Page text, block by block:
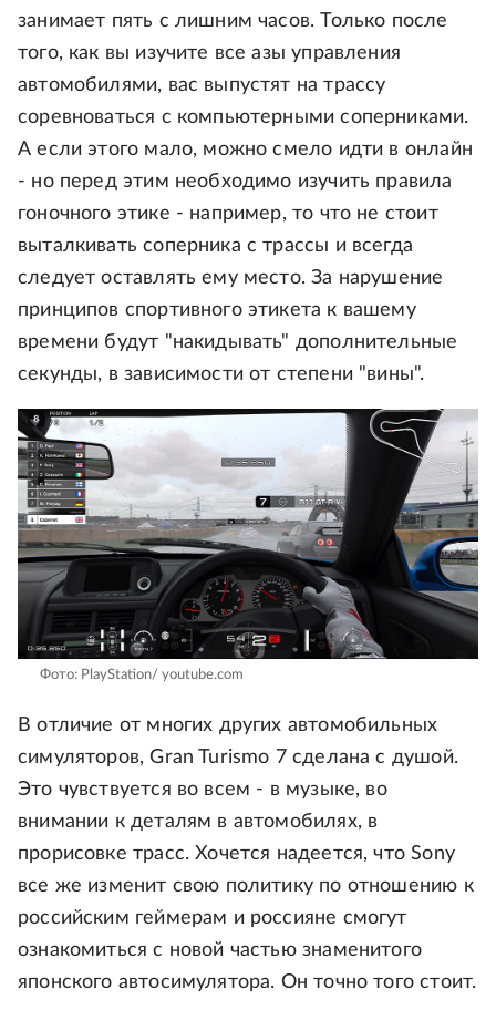
занимает пять с лишним часов. Только после
того, как вы изучите все азы управления
автомобилями, вас выпустят на трассу
соревноваться с компьютерными соперниками.
А если этого мало, можно смело идти в онлайн
- но перед этим необходимо изучить правила
гоночного этике - например, то что не стоит
выталкивать соперника с трассы и всегда
следует оставлять ему место. За нарушение
принципов спортивного этикета к вашему
времени будут "накидывать" дополнительные
секунды, в зависимости от степени "вины".
Фото: PlayStation/ youtube.com
В отличие от многих других автомобильных
симуляторов, Gran Turismo 7 сделана с душой.
Это чувствуется во всем - в музыке, во
внимании к деталям в автомобилях, в
прорисовке трасс. Хочется надеется, что Sony
все же изменит свою политику по отношению к
российским геймерам и россияне смогут
ознакомиться с новой частью знаменитого
японского автосимулятора. Он точно того стоит.